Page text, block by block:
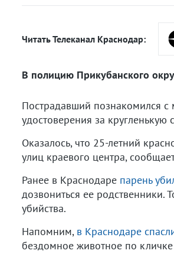
Читать Телеканал Краснодар:
В полицию Прикубанского
Пострадавший познакомился с
удостоверения за
Оказалось, что 25-летний
улиц краевого центра,
Ранее в Краснодаре парень
дозвониться ее родственники.
убийства.
Напомним, в Краснодаре
бездомное животное по